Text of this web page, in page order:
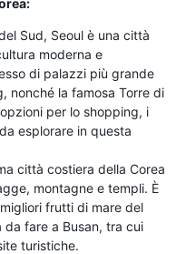
Sud, Seoul è una città
moderna e
di palazzi più grande
nonché la famosa Torre di
per lo shopping, i
esplorare in questa
città costiera della Corea
montagne e templi. È
frutti di mare del
da fare a Busan, tra cui
turistiche.